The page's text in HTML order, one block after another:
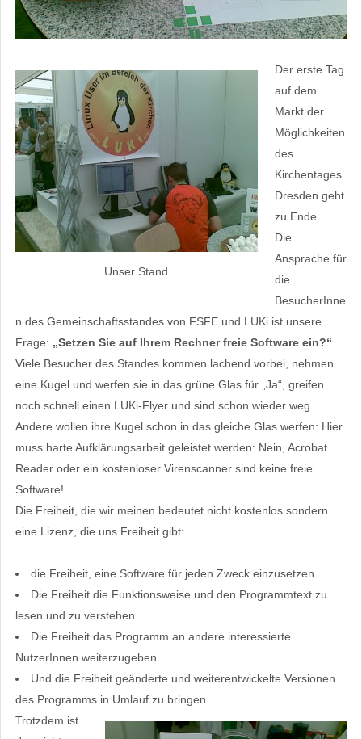
Unser Stand
Der erste Tag
auf dem
Markt der
Möglichkeiten
des
Kirchentages
Dresden geht
zu Ende.
Die
Ansprache für
die
BesucherInne
n des Gemeinschaftsstandes von FSFE und LUKi ist unsere
Frage: „Setzen Sie auf Ihrem Rechner freie Software ein?“
Viele Besucher des Standes kommen lachend vorbei, nehmen
eine Kugel und werfen sie in das grüne Glas für „Ja“, greifen
noch schnell einen LUKi-Flyer und sind schon wieder weg…
Andere wollen ihre Kugel schon in das gleiche Glas werfen: Hier
muss harte Aufklärungsarbeit geleistet werden: Nein, Acrobat
Reader oder ein kostenloser Virenscanner sind keine freie
Software!
Die Freiheit, die wir meinen bedeutet nicht kostenlos sondern
eine Lizenz, die uns Freiheit gibt:
die Freiheit, eine Software für jeden Zweck einzusetzen
Die Freiheit die Funktionsweise und den Programmtext zu
lesen und zu verstehen
Die Freiheit das Programm an andere interessierte
NutzerInnen weiterzugeben
Und die Freiheit geänderte und weiterentwickelte Versionen
des Programms in Umlauf zu bringen
Trotzdem ist